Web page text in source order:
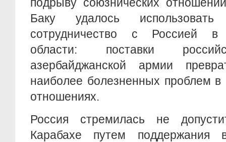
Баку удалось
сотрудничество с Россией в
области: поставки
азербайджанской армии
наиболее болезненных проблем в
отношениях.
Россия стремилась не
Карабахе путем поддержания